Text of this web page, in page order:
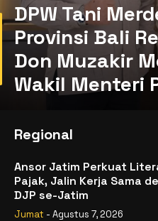
DPW Tani
Provinsi Bali
Don Muzakir
Wakil Menteri
Regional
Ansor Jatim Perkuat
Pajak, Jalin Kerja Sama
DJP se-Jatim
Jumat - Agustus 7, 2026